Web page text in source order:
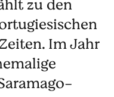
zu den
Im Jahr